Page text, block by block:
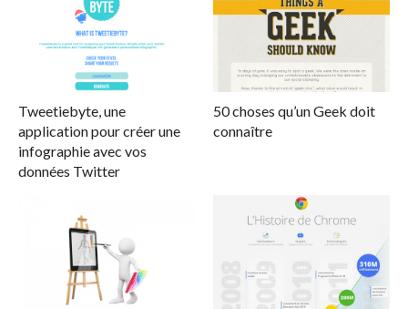
Tweetiebyte, une
application pour créer une
infographie avec vos
données Twitter
50 choses qu’un Geek doit
connaître